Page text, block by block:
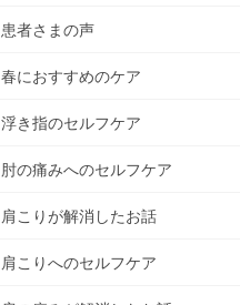
患者さまの声
春におすすめのケア
浮き指のセルフケア
肘の痛みへのセルフケア
肩こりが解消したお話
肩こりへのセルフケア